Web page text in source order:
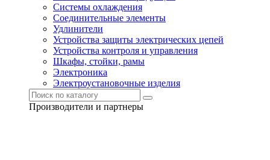
Системы охлаждения
Соединительные элементы
Удлинители
Устройства защиты электрических цепей
Устройства контроля и управления
Шкафы, стойки, рамы
Электроника
Электроустановочные изделия
Производители и партнеры